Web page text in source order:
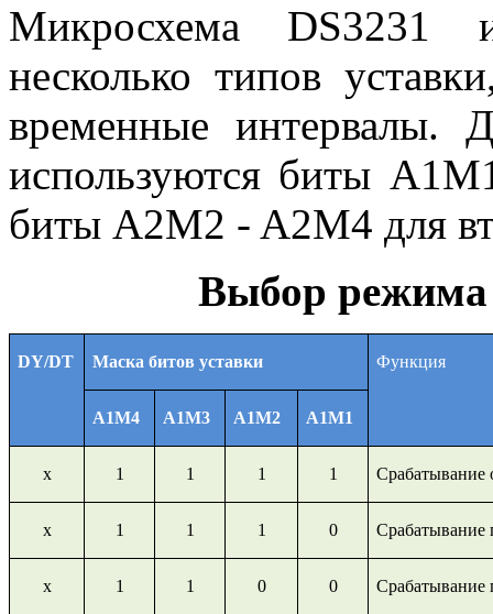
Микросхема DS3231
несколько типов
временные интервалы.
используются биты
биты A2M2 - A2M4 для
Выбор режима
DY/DT Маска битов уставки Функция
A1M4 A1M3 A1M2 A1M1
х 1 1 1 1 Срабатывание
х 1 1 1 0 Срабатывание
х 1 1 0 0 Срабатывание